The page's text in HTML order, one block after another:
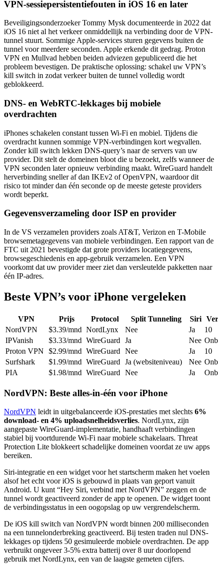
VPN-sessiepersistentiefouten in iOS 16 en later
Beveiligingsonderzoeker Tommy Mysk documenteerde in 2022 dat
iOS 16 niet al het verkeer onmiddellijk na verbinding door de VPN-
tunnel stuurt. Sommige Apple-services sturen gegevens buiten de
tunnel voor meerdere seconden. Apple erkende dit gedrag. Proton
VPN en Mullvad hebben beiden adviezen gepubliceerd die het
probleem bevestigen. De praktische oplossing: schakel uw VPN’s
kill switch in zodat verkeer buiten de tunnel volledig wordt
geblokkeerd.
DNS- en WebRTC-lekkages bij mobiele
overdrachten
iPhones schakelen constant tussen Wi-Fi en mobiel. Tijdens die
overdracht kunnen sommige VPN-verbindingen kort wegvallen.
Zonder kill switch lekken DNS-query’s naar de servers van uw
provider. Dit stelt de domeinen bloot die u bezoekt, zelfs wanneer de
VPN seconden later opnieuw verbinding maakt. WireGuard handelt
herverbinding sneller af dan IKEv2 of OpenVPN, waardoor dit
risico tot minder dan één seconde op de meeste geteste providers
wordt beperkt.
Gegevensverzameling door ISP en provider
In de VS verzamelen providers zoals AT&T, Verizon en T-Mobile
browsemetagegevens van mobiele verbindingen. Een rapport van de
FTC uit 2021 bevestigde dat grote providers locatiegegevens,
browsegeschiedenis en app-gebruik verzamelen. Een VPN
voorkomt dat uw provider meer ziet dan versleutelde pakketten naar
één IP-adres.
Beste VPN’s voor iPhone vergeleken
VPN Prijs Protocol Split Tunneling Siri
NordVPN
$3.39/mnd NordLynx Nee Ja
10
IPVanish
$3.33/mnd WireGuard Ja Nee
Proton VPN
$2.99/mnd WireGuard Nee Ja
10
Surfshark
$1.99/mnd WireGuard Ja (websiteniveau) Nee
PIA
$1.98/mnd WireGuard Nee Ja
NordVPN: Beste alles-in-één voor iPhone
NordVPN leidt in uitgebalanceerde iOS-prestaties met slechts 6%
download- en 4% uploadsnelheidsverlies. NordLynx, zijn
aangepaste WireGuard-implementatie, handhaaft verbindingen
stabiel bij voortdurende Wi-Fi naar mobiele schakelaars. Threat
Protection Lite blokkeert schadelijke domeinen voordat ze uw apps
bereiken.
Siri-integratie en een widget voor het startscherm maken het voelen
alsof het echt voor iOS is gebouwd in plaats van geport vanuit
Android. U kunt “Hey Siri, verbind met NordVPN” zeggen en de
tunnel wordt geactiveerd zonder de app te openen. De widget toont
de verbindingsstatus in een oogopslag op uw vergrendelscherm.
De iOS kill switch van NordVPN wordt binnen 200 milliseconden
na een tunnelonderbreking geactiveerd. Bij testen traden nul DNS-
lekkages op tijdens 50 gesimuleerde mobiele overdrachten. De app
verbruikt ongeveer 3-5% extra batterij over 8 uur doorlopend
gebruik met NordLynx, een van de laagste gemeten cijfers.